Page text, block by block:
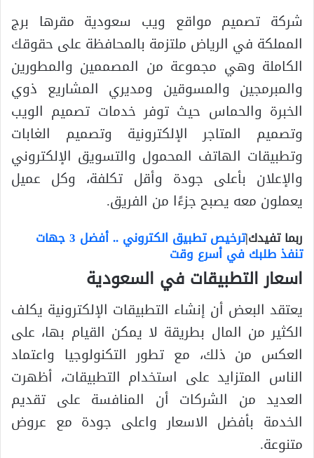
شركة تصميم مواقع ويب سعودية مقرها برج
المملكة في الرياض ملتزمة بالمحافظة على حقوقك
الكاملة وهي مجموعة من المصممين والمطورين
والمبرمجين والمسوقين ومديري المشاريع ذوي
الخبرة والحماس حيث توفر خدمات تصميم الويب
وتصميم المتاجر الإلكترونية وتصميم الغابات
وتطبيقات الهاتف المحمول والتسويق الإلكتروني
والإعلان بأعلى جودة وأقل تكلفة، وكل عميل
يعملون معه يصبح جزءًا من الفريق.
ربما تفيدك| ترخيص تطبيق الكتروني .. أفضل 3 جهات
تنفذ طلبك في أسرع وقت
اسعار التطبيقات في السعودية
يعتقد البعض أن إنشاء التطبيقات الإلكترونية يكلف
الكثير من المال بطريقة لا يمكن القيام بها، على
العكس من ذلك، مع تطور التكنولوجيا واعتماد
الناس المتزايد على استخدام التطبيقات، أظهرت
العديد من الشركات أن المنافسة على تقديم
الخدمة بأفضل الاسعار واعلى جودة مع عروض
متنوعة.